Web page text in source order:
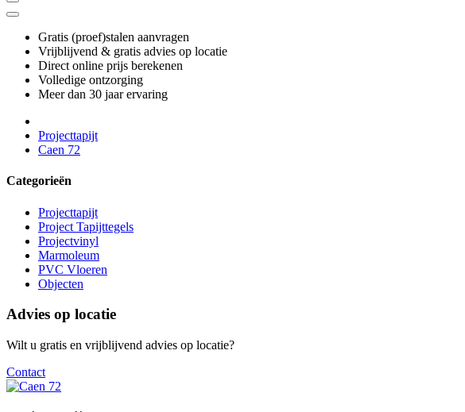
Gratis (proef)stalen aanvragen
Vrijblijvend & gratis advies op locatie
Direct online prijs berekenen
Volledige ontzorging
Meer dan 30 jaar ervaring
Projecttapijt
Caen 72
Categorieën
Projecttapijt
Project Tapijttegels
Projectvinyl
Marmoleum
PVC Vloeren
Objecten
Advies op locatie
Wilt u gratis en vrijblijvend advies op locatie?
Contact